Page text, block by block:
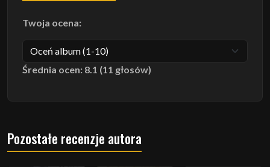
Twoja ocena:
Średnia ocen: 8.1 (11 głosów)
Pozostałe recenzje autora